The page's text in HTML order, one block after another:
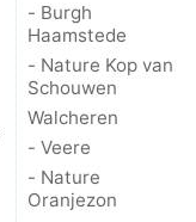
- Burgh
Haamstede
- Nature Kop van
Schouwen
Walcheren
- Veere
- Nature
Oranjezon